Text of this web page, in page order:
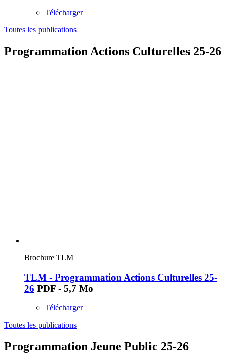
Télécharger
Toutes les publications
Programmation Actions Culturelles 25-26
Brochure TLM
TLM - Programmation Actions Culturelles 25-
26 PDF - 5,7 Mo
Télécharger
Toutes les publications
Programmation Jeune Public 25-26